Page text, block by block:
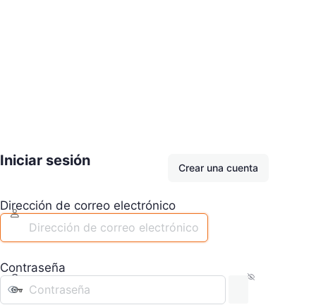
Iniciar sesión Crear una cuenta
Dirección de correo electrónico
Contraseña